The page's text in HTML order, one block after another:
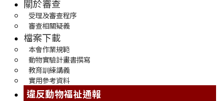
關於審查
受理及審查程序
審查相關疑義
檔案下載
本會作業規範
動物實驗計畫書撰寫
教育訓練講義
實用參考資料
違反動物福祉通報